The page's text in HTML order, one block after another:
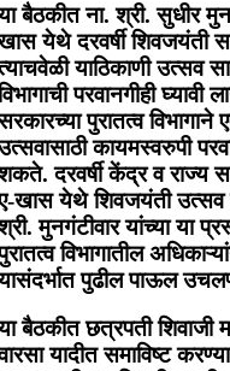
बैठकीत ना. श्री. सुधीर
येथे दरवर्षी शिवजयंती
याठिकाणी उत्सव
परवानगीही
पुरातत्व
कायमस्वरुपी
दरवर्षी केंद्र व राज्य
खास येथे शिवजयंती उत्सव
मुनगंटीवार यांच्या या
विभागातील
पुढील पाऊल
बैठकीत छत्रपती
यादीत समाविष्ट